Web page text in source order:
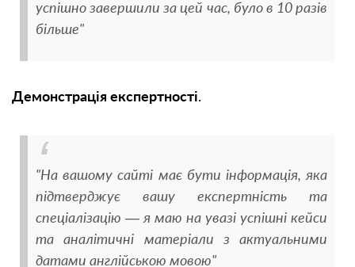
успішно завершили за цей час, було в 10 разів
більше"
Демонстрація експертності.
"На вашому сайті має бути інформація, яка
підтверджує вашу експертність та
спеціалізацію — я маю на увазі успішні кейси
та аналітичні матеріали з актуальними
датами англійською мовою"